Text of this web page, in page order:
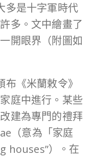
多是十字軍時代
多。文中繪畫了
開眼界（附圖如
《米蘭敕令》
庭中進行。某些
建為專門的禮拜
（意為「家庭
houses”）。在